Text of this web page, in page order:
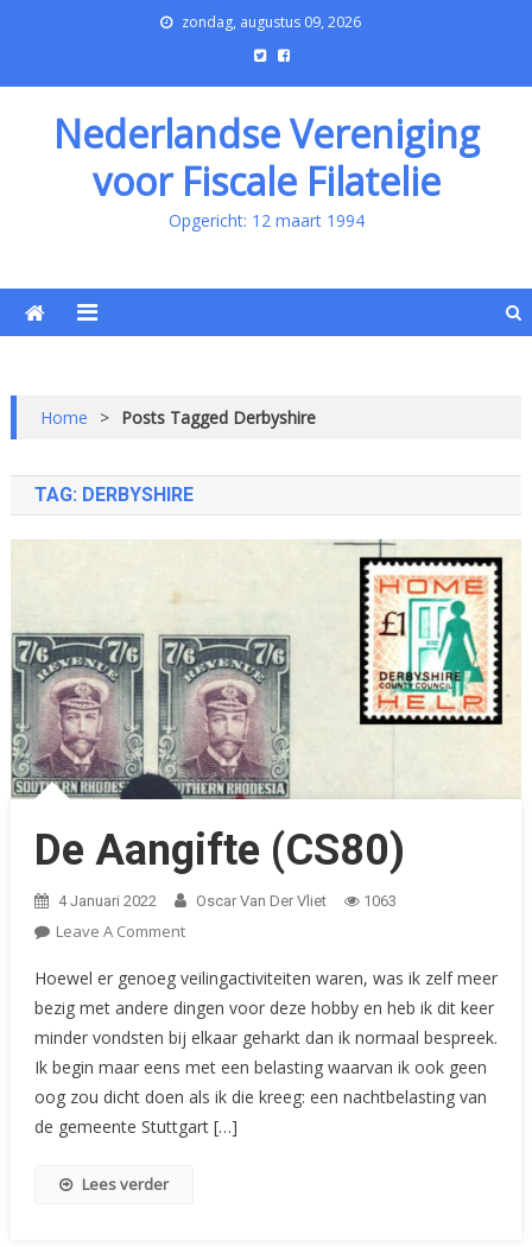
zondag, augustus 09, 2026
Nederlandse Vereniging
voor Fiscale Filatelie
Opgericht: 12 maart 1994
Home > Posts Tagged Derbyshire
TAG: DERBYSHIRE
De Aangifte (CS80)
4 Januari 2022 Oscar Van Der Vliet 1063
Leave A CommentOn
Aangifte
(CS80)
Hoewel er genoeg veilingactiviteiten waren, was ik zelf meer
bezig met andere dingen voor deze hobby en heb ik dit keer
minder vondsten bij elkaar geharkt dan ik normaal bespreek.
Ik begin maar eens met een belasting waarvan ik ook geen
oog zou dicht doen als ik die kreeg: een nachtbelasting van
de gemeente Stuttgart […]
Lees verder